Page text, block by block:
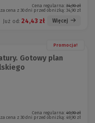
Cena regularna: 34,90 zł
cena z 30 dni przed obniżką:34,90 zł
Już od: 24,43 zł Więcej
Promocja!
Gotowy plan
Cena regularna: 49,90 zł
cena z 30 dni przed obniżką:49,90 zł